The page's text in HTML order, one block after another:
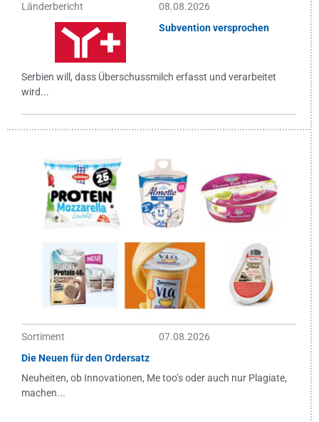
Länderbericht
08.08.2026
Subvention versprochen
Serbien will, dass Überschussmilch erfasst und verarbeitet
wird...
Sortiment
07.08.2026
Die Neuen für den Ordersatz
Neuheiten, ob Innovationen, Me too’s oder auch nur Plagiate,
machen...